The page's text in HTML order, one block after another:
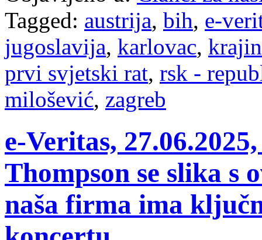
Tagged: austrija, bih, e-
jugoslavija, karlovac,
prvi svjetski rat, rsk -
milošević, zagreb
e-Veritas,
Thompson se slika s
naša firma ima